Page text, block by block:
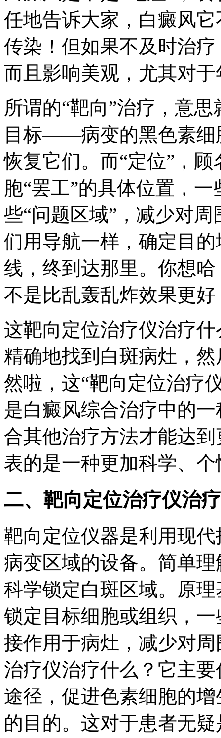
任地告诉大家，白癜风
传染！但如果不及时治
而且影响美观，尤其对
所谓的“靶向”治疗，意
目标——病变的黑色素细
恢复它们。而“定位”，
胞“罢工”的具体位置，
些“问题区域”，减少对
们用导航一样，确定目
线，终到达那里。你想
不是比乱轰乱炸效果更
这靶向定位治疗仪治疗
精确地找到白斑病灶，
然啦，这“靶向定位治疗
是白癜风综合治疗中的
合其他治疗方法才能达
表的是一种更加科学、
二、靶向定位治疗仪治
靶向定位仪器是利用现
病变区域的设备。简单
科学锁定白斑区域。原
锁定目标细胞或组织，
接作用于病灶，减少对
治疗仪治疗什么？它主
途径，促进色素细胞的
的目的。这对于患者无